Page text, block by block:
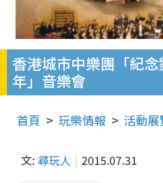
香港城市中樂團「紀
年」音樂會
首頁 玩樂情報 活動展
文: 尋玩人 2015.07.31